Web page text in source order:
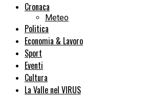
Cronaca
Meteo
Politica
Economia & Lavoro
Sport
Eventi
Cultura
La Valle nel VIRUS